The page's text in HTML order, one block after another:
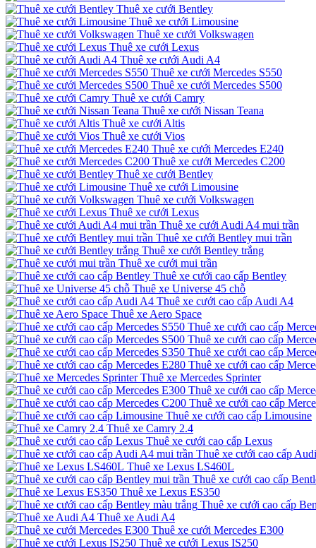
Thuê xe cưới Bentley
Thuê xe cưới Limousine
Thuê xe cưới Volkswagen
Thuê xe cưới Lexus
Thuê xe cưới Audi A4
Thuê xe cưới Mercedes S550
Thuê xe cưới Mercedes S500
Thuê xe cưới Camry
Thuê xe cưới Nissan Teana
Thuê xe cưới Altis
Thuê xe cưới Vios
Thuê xe cưới Mercedes E240
Thuê xe cưới Mercedes C200
Thuê xe cưới Bentley
Thuê xe cưới Limousine
Thuê xe cưới Volkswagen
Thuê xe cưới Lexus
Thuê xe cưới Audi A4 mui trần
Thuê xe cưới Bentley mui trần
Thuê xe cưới Bentley trắng
Thuê xe cưới mui trần
Thuê xe cưới cao cấp Bentley
Thuê xe Universe 45 chỗ
Thuê xe cưới cao cấp Audi A4
Thuê xe Aero Space
Thuê xe cưới cao cấp
Thuê xe cưới cao cấp
Thuê xe cưới cao cấp
Thuê xe cưới cao cấp
Thuê xe Mercedes Sprinter
Thuê xe cưới cao cấp
Thuê xe cưới cao cấp
Thuê xe cưới cao cấp Limousine
Thuê xe Camry 2.4
Thuê xe cưới cao cấp Lexus
Thuê xe cưới cao cấp
Thuê xe Lexus LS460L
Thuê xe cưới cao cấp
Thuê xe Lexus ES350
Thuê xe cưới cao cấp
Thuê xe Audi A4
Thuê xe cưới Mercedes E300
Thuê xe cưới Lexus IS250